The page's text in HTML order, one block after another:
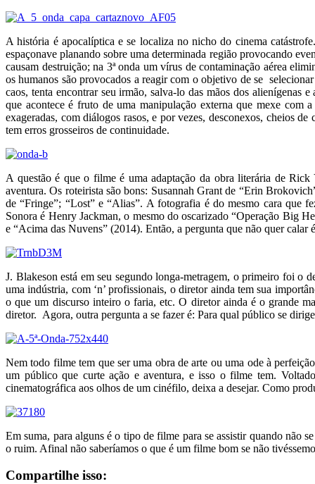
A história é apocalíptica e se localiza no nicho do cinema
espaçonave planando sobre uma determinada região provocando
causam destruição; na 3ª onda um vírus de contaminação aérea
os humanos são provocados a reagir com o objetivo de se
caos, tenta encontrar seu irmão, salva-lo das mãos dos alienígenas
que acontece é fruto de uma manipulação externa que mexe com
exageradas, com diálogos rasos, e por vezes, desconexos, cheios
tem erros grosseiros de continuidade.
A questão é que o filme é uma adaptação da obra literária de
aventura. Os roteirista são bons: Susannah Grant de “Erin
de “Fringe”; “Lost” e “Alias”. A fotografia é do mesmo cara
Sonora é Henry Jackman, o mesmo do oscarizado “Operação Big
e “Acima das Nuvens” (2014). Então, a pergunta que não quer calar
J. Blakeson está em seu segundo longa-metragem, o primeiro foi o
uma indústria, com ‘n’ profissionais, o diretor ainda tem sua
o que um discurso inteiro o faria, etc. O diretor ainda é o grande
diretor. Agora, outra pergunta a se fazer é: Para qual público se
Nem todo filme tem que ser uma obra de arte ou uma ode à
um público que curte ação e aventura, e isso o filme tem.
cinematográfica aos olhos de um cinéfilo, deixa a desejar. Como
Em suma, para alguns é o tipo de filme para se assistir quando não
o ruim. Afinal não saberíamos o que é um filme bom se não
Compartilhe isso: